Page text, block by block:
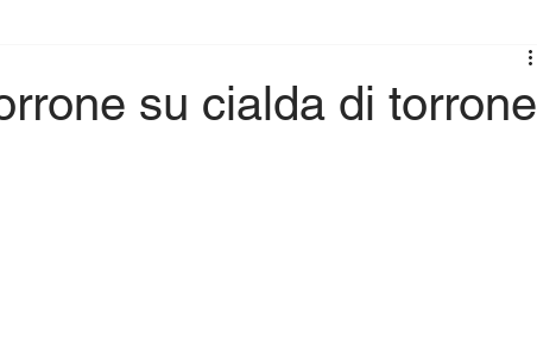
su cialda di torrone